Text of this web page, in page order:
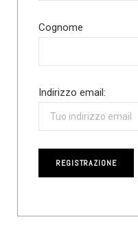
Cognome
Indirizzo email: